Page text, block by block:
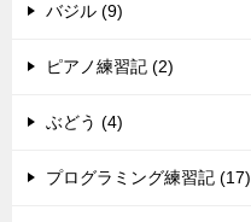
バジル (9)
ピアノ練習記 (2)
ぶどう (4)
プログラミング練習記 (17)